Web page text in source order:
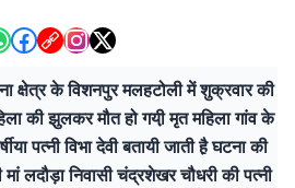
क्षेत्र के विशनपुर मलहटोली में शुक्रवार की
की झुलकर मौत हो गयी़ मृत महिला गांव के
पत्नी विभा देवी बतायी जाती है़ घटना की
लदौड़ा निवासी चंद्रशेखर चौधरी की पत्नी